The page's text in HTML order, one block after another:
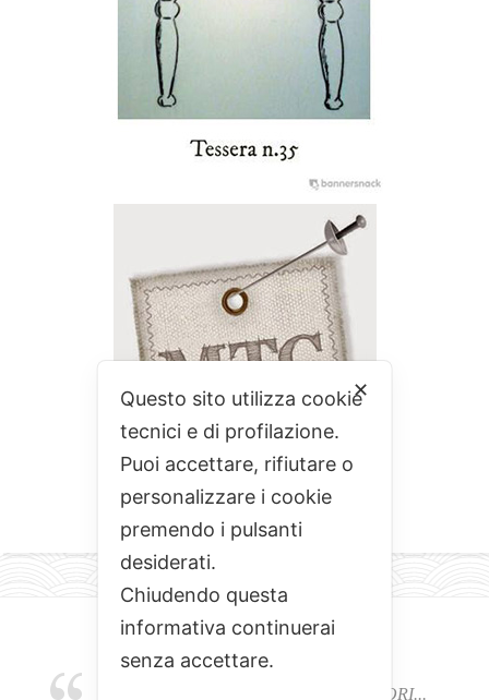
EMOZIONI, COLORI, ODORI E SAPORI...
✕
Questo sito utilizza cookie
tecnici e di profilazione.
Puoi accettare, rifiutare o
personalizzare i cookie
premendo i pulsanti
desiderati.
Chiudendo questa
informativa continuerai
senza accettare.